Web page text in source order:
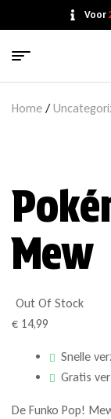
Voor
Home /
Mew
Out Of Stock
€ 14,99
Snelle
Gratis
De Funko Pop!